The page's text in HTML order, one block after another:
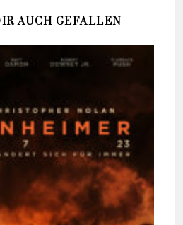
AUCH GEFALLEN